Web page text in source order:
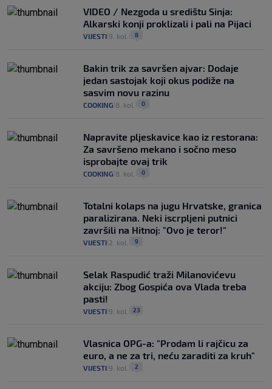
VIDEO / Nezgoda u središtu Sinja:
Alkarski konji proklizali i pali na Pijaci
VIJESTI 9. kol. 8
Bakin trik za savršen ajvar: Dodaje
jedan sastojak koji okus podiže na
sasvim novu razinu
COOKING 8. kol. 0
Napravite pljeskavice kao iz restorana:
Za savršeno mekano i sočno meso
isprobajte ovaj trik
COOKING 8. kol. 0
Totalni kolaps na jugu Hrvatske, granica
paralizirana. Neki iscrpljeni putnici
završili na Hitnoj: "Ovo je teror!"
VIJESTI 2. kol. 9
Selak Raspudić traži Milanovićevu
akciju: Zbog Gospića ova Vlada treba
pasti!
VIJESTI 9. kol. 23
Vlasnica OPG-a: "Prodam li rajčicu za
euro, a ne za tri, neću zaraditi za kruh"
VIJESTI 9. kol. 2